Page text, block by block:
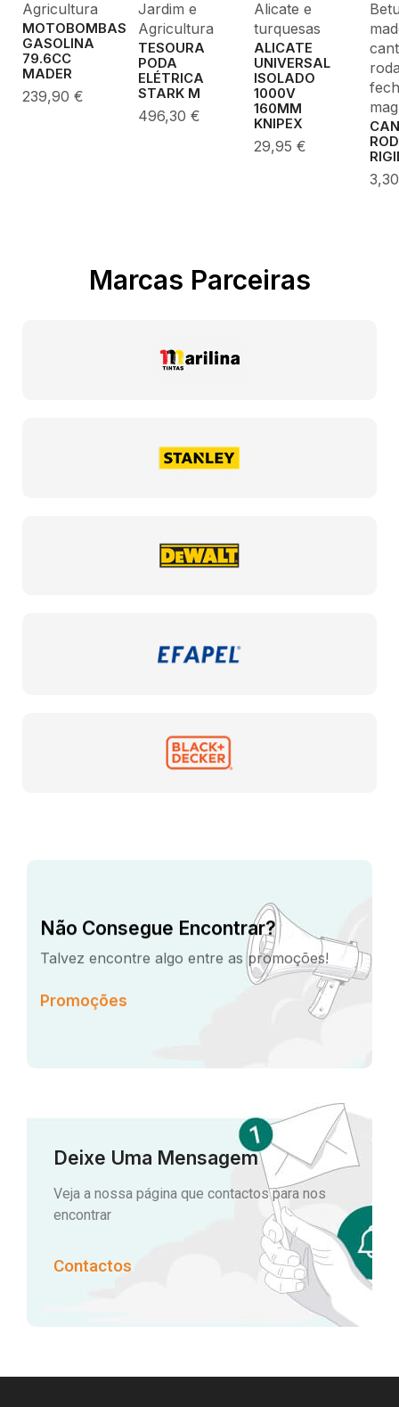
Agricultura
MOTOBOMBAS
GASOLINA
79.6CC
MADER
239,90 €
Jardim e
Agricultura
TESOURA
PODA
ELÉTRICA
STARK M
496,30 €
Alicate e
turquesas
ALICATE
UNIVERSAL
ISOLADO
1000V
160MM
KNIPEX
29,95 €
Marcas Parceiras
Não Consegue Encontrar?
Talvez encontre algo entre as promoções!
Promoções
Deixe Uma Mensagem
Veja a nossa página que contactos para nos
encontrar
Contactos